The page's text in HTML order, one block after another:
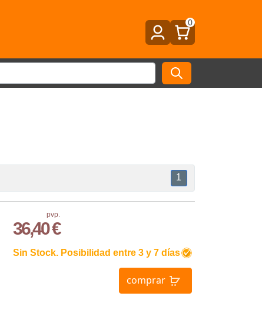
0
1
pvp.
36,40 €
Sin Stock. Posibilidad entre 3 y 7 días
comprar